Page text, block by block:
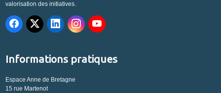
valorisation des initiatives.
Informations pratiques
Espace Anne de Bretagne
15 rue Martenot